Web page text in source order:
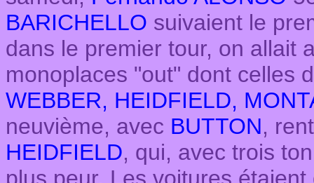
BARICHELLO suivaient le
dans le premier tour, on allait
monoplaces "out" dont celles
WEBBER, HEIDFIELD,
neuvième, avec BUTTON,
HEIDFIELD, qui, avec trois